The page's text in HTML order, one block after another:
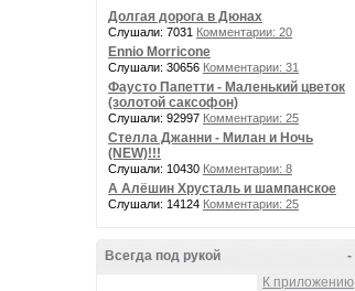
Долгая дорога в Дюнах
Слушали: 7031 Комментарии: 20
Ennio Morricone
Слушали: 30656 Комментарии: 31
Фаусто Папетти - Маленький цветок
(золотой саксофон)
Слушали: 92997 Комментарии: 25
Стелла Джанни - Милан и Ночь
(NEW)!!!
Слушали: 10430 Комментарии: 8
А Алёшин Хрусталь и шампанское
Слушали: 14124 Комментарии: 25
-
Всегда под рукой
К приложению